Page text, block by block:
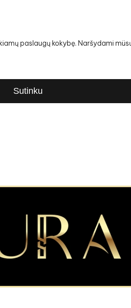
paslaugų kokybę. Naršydami
Sutinku